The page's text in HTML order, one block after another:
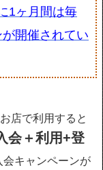
1ヶ月間は毎
開催されてい
店で利用すると
会＋利用+登
会キャンペーンが